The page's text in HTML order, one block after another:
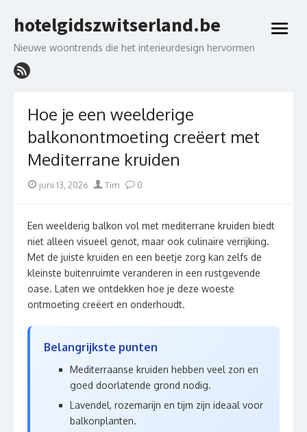
to
hotelgidszwitserland.be
Nieuwe woontrends die het interieurdesign hervormen
open
Hoe je een weelderige
balkonontmoeting creëert met
Mediterrane kruiden
Postedjuni 13, 2026 Author
Tim 0
Een weelderig balkon vol met mediterrane kruiden biedt
niet alleen visueel genot, maar ook culinaire verrijking.
Met de juiste kruiden en een beetje zorg kan zelfs de
kleinste buitenruimte veranderen in een rustgevende
oase. Laten we ontdekken hoe je deze woeste
ontmoeting creëert en onderhoudt.
Belangrijkste punten
Mediterraanse kruiden hebben veel zon en
goed doorlatende grond nodig.
Lavendel, rozemarijn en tijm zijn ideaal voor
balkonplanten.